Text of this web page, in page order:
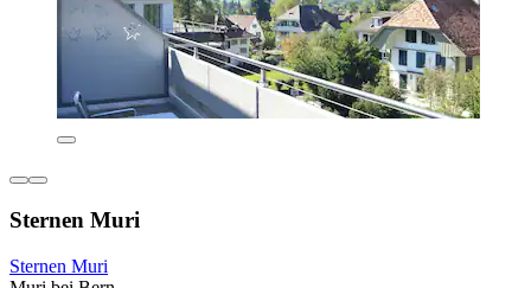
Sternen Muri
Sternen Muri